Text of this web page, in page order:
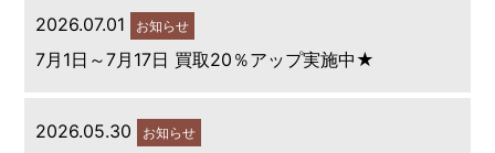
2026.07.01 お知らせ
7月1日～7月17日 買取20％アップ実施中★
2026.05.30 お知らせ